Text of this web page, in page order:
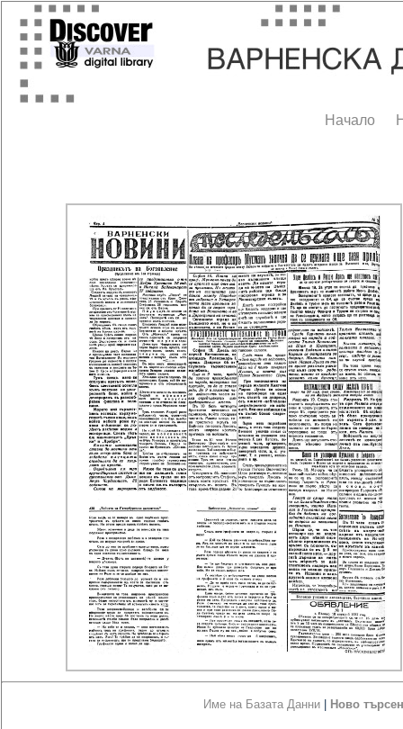
Начало
Име на Базата Данни Ново